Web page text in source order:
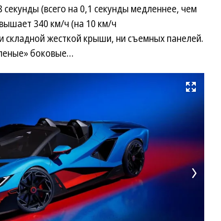
(всего на 0,1 секунды медленнее, чем
340 км/ч (на 10 км/ч
жесткой крыши, ни съемных панелей.
боковые…
Развернуть на весь экран